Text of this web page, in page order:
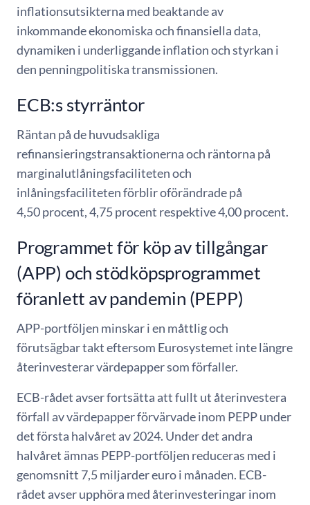
inflationsutsikterna med beaktande av
inkommande ekonomiska och finansiella data,
dynamiken i underliggande inflation och styrkan i
den penningpolitiska transmissionen.
ECB:s styrräntor
Räntan på de huvudsakliga
refinansieringstransaktionerna och räntorna på
marginalutlåningsfaciliteten och
inlåningsfaciliteten förblir oförändrade på
4,50 procent, 4,75 procent respektive 4,00 procent.
Programmet för köp av tillgångar
(APP) och stödköpsprogrammet
föranlett av pandemin (PEPP)
APP-portföljen minskar i en måttlig och
förutsägbar takt eftersom Eurosystemet inte längre
återinvesterar värdepapper som förfaller.
ECB-rådet avser fortsätta att fullt ut återinvestera
förfall av värdepapper förvärvade inom PEPP under
det första halvåret av 2024. Under det andra
halvåret ämnas PEPP-portföljen reduceras med i
genomsnitt 7,5 miljarder euro i månaden. ECB-
rådet avser upphöra med återinvesteringar inom